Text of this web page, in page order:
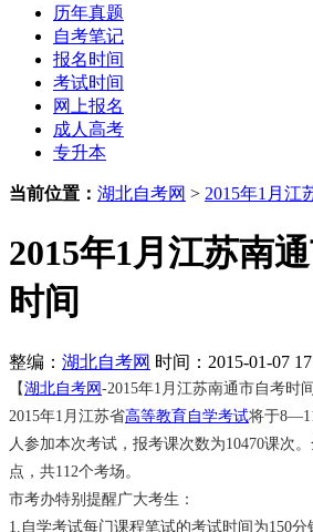
历年真题
自考笔记
报名时间
考试时间
网上报名
成人高考
专升本
当前位置： 湖北自考网 > 2015年1月江
2015年1月江苏南
时间
整编： 湖北自考网 时间：2015-01-07
【湖北自考网 -2015年1月江苏南通市自考时
2015年1月江苏省高等教育自学考试将于
人参加本次考试，报考课次数为10470课次
点，共112个考场。
市考办特别提醒广大考生：
1.自学考试每门课程笔试的考试时间为150分